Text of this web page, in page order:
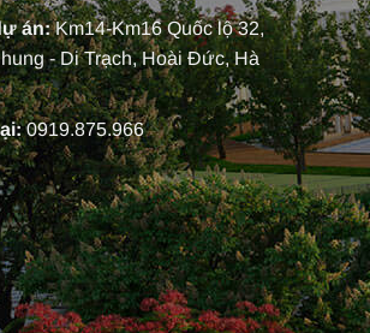
án:Km14-Km16 Quốc lộ 32,
- Di Trạch, Hoài Đức, Hà
0919.875.966